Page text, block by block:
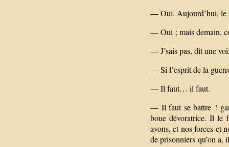
— Oui. Aujourd’hui, le
— Oui ; mais demain,
— J’sais pas, dit une
— Si l’esprit de la
— Il faut… il faut.
— Il faut se battre !
boue dévoratrice. Il le
avons, et nos forces et
de prisonniers qu’on